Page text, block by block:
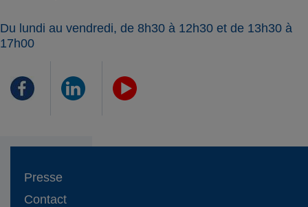
Du lundi au vendredi, de 8h30 à 12h30 et de 13h30 à
17h00
Presse
Contact